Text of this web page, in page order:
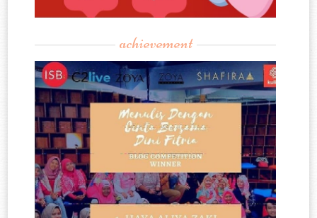
achievement